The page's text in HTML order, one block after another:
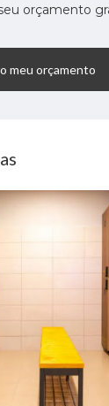
orçamento
meu orçamento